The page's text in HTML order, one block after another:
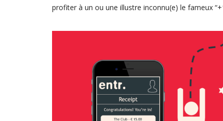
profiter à un ou une illustre inconnu(e) le fameux